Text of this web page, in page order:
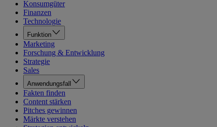
Konsumgüter
Finanzen
Technologie
Funktion
Marketing
Forschung & Entwicklung
Strategie
Sales
Anwendungsfall
Fakten finden
Content stärken
Pitches gewinnen
Märkte verstehen